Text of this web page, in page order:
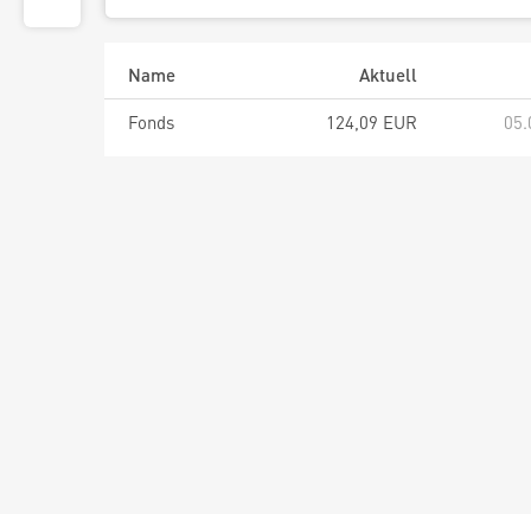
Name
Aktuell
Fonds
124,09 EUR